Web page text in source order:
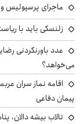
ماجرای پرسپولیس و
زلنسکی باید با
عدد باورنکردنی
می‌خواهد؟
اقامه نماز سران
پیمان دفاعی
تالاب بیشه دالان،